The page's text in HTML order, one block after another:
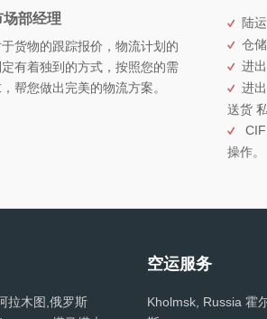
场部经理
于货物的跟踪报价，物流计划的
有着独到的方式，按照您的需
帮您做出完美的物流方案。
陆
仓
进
进
送货
操作。
拉木图,俄罗斯
空运服务
Kholmsk, Russia 霍